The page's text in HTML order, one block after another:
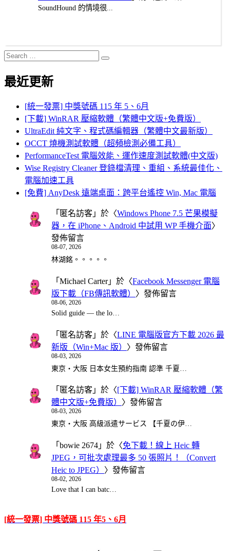
SoundHound 的情境很...
Search
for:
Search
最近更新
[統一發票] 中獎號碼 115 年 5、6月
[下載] WinRAR 壓縮軟體（繁體中文版+免費版）
UltraEdit 純文字、程式碼編輯器（繁體中文最新版）
OCCT 燒機測試軟體（超頻檢測必備工具）
PerformanceTest 電腦效能、運作速度測試軟體(中文版)
Wise Registry Cleaner 登錄檔清理、重組、系統最佳化、
電腦加速工具
[免費] AnyDesk 遠端桌面：跨平台遙控 Win, Mac 電腦
「 匿名訪客 」於〈Windows Phone 7.5 芒果模擬
器，在 iPhone、Android 中試用 WP 手機介面〉
發佈留言
08-07, 2026
林湖銘。。。。。
「 Michael Carter」於〈Facebook Messenger 電腦
版下載（FB傳訊軟體） 〉發佈留言
08-06, 2026
Solid guide — the lo…
「 匿名訪客 」於〈LINE 電腦版官方下載 2026 最
新版（Win+Mac 版） 〉發佈留言
08-03, 2026
東京・大阪 日本女生預約指南 認準 千夏…
「 匿名訪客 」於〈[下載] WinRAR 壓縮軟體（繁
體中文版+免費版） 〉發佈留言
08-03, 2026
東京・大阪 高級派遣サービス 【千夏の伊…
「 bowie 2674 」於〈免下載！線上 Heic 轉
JPEG，可批次處理最多 50 張照片！（Convert
Heic to JPEG） 〉發佈留言
08-02, 2026
Love that I can batc…
[統一發票] 中獎號碼 115 年5、6月